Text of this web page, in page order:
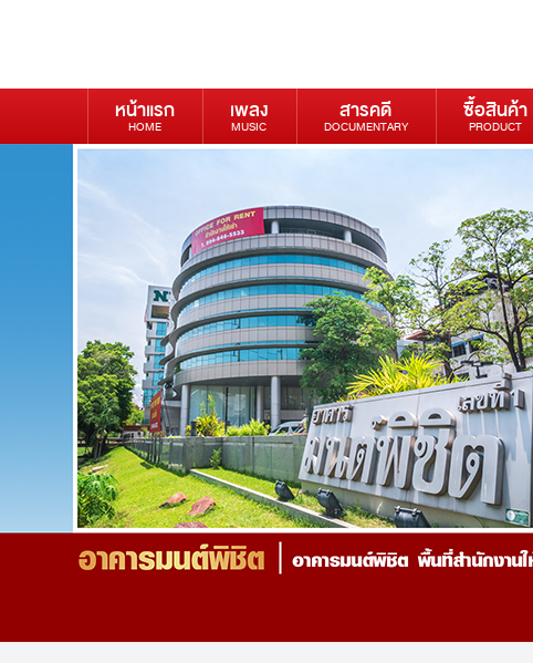
หน้าแรก
HOME
เพลง
MUSIC
สารคดี
DOCUMENTARY
ซื้อสินค้า
PRODUCT